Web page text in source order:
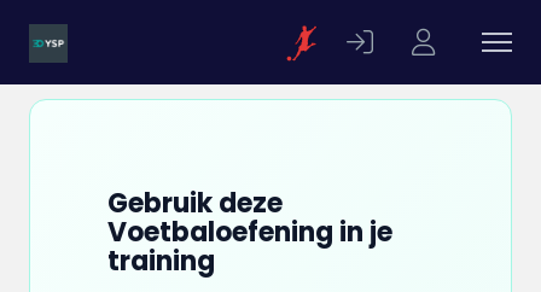
Gebruik deze
Voetbaloefening in je
training